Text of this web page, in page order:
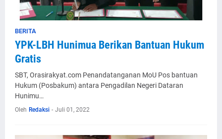
BERITA
YPK-LBH Hunimua Berikan Bantuan Hukum
Gratis
SBT, Orasirakyat.com Penandatanganan MoU Pos bantuan
Hukum (Posbakum) antara Pengadilan Negeri Dataran
Hunimu…
Oleh Redaksi - Juli 01, 2022